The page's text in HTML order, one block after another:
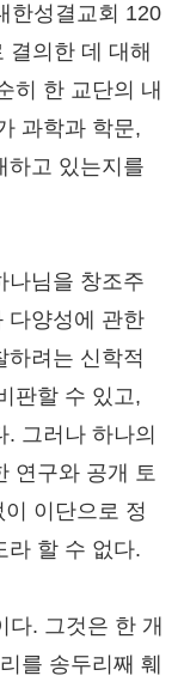
한성결교회 120
결의한 데 대해
히 한 교단의 내
과학과 학문,
하고 있는지를
나님을 창조주
다양성에 관한
하려는 신학적
판할 수 있고,
그러나 하나의
연구와 공개 토
이단으로 정
라 할 수 없다.
다. 그것은 한 개
를 송두리째 훼